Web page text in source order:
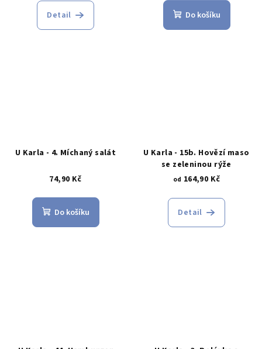
Detail Do košíku
U Karla - 4. Míchaný salát
74,90 Kč
Do košíku
U Karla - 15b. Hovězí maso
se zeleninou rýže
od 164,90 Kč
Detail